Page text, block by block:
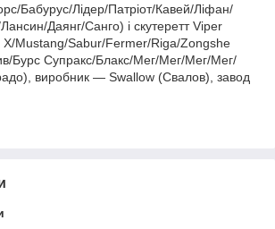
Бабурус/Лідер/Патріот/Кавей/Ліфан/
Даянг/Санго) і скутеретт Viper
Mustang/Sabur/Fermer/Riga/Zongshe
Бурс Супракс/Блакс/Мег/Мег/Мег/Мег/
виробник — Swallow (Свалов), завод